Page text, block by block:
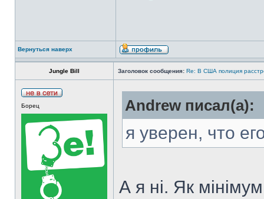
Вернуться наверх
Jungle Bill Заголовок сообщения: Re: В США полиция
Борец Аndrew писал(а):
я уверен, что
А я ні. Як